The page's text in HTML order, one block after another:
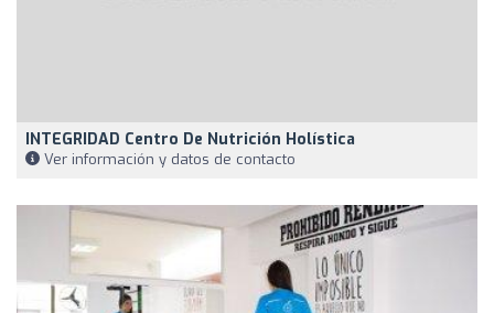
INTEGRIDAD Centro De Nutrición Holística
Ver información y datos de contacto